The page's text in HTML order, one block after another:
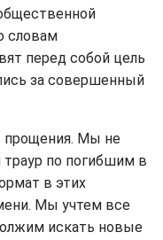
словам
перед собой цель
за совершенный
прощения. Мы не
траур по погибшим в
в этих
Мы учтем все
искать новые